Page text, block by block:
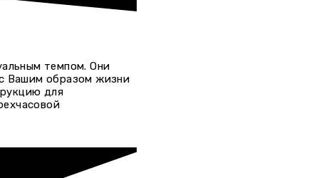
темпом. Они
Вашим образом жизни
для